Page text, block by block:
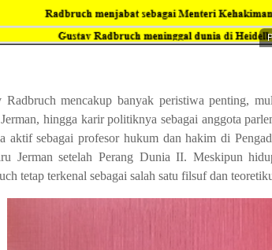
Radbruch mencakup banyak peristiwa penting,
hingga karir politiknya sebagai anggota
aktif sebagai profesor hukum dan hakim di
Jerman setelah Perang Dunia II. Meskipun
tetap terkenal sebagai salah satu filsuf dan